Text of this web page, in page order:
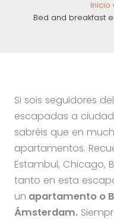
Inicio
Bed and breakfast
Si sois seguidores
escapadas a
sabréis que en
apartamentos.
Estambul, Chicago,
tanto en esta
un apartamento o
Ámsterdam.